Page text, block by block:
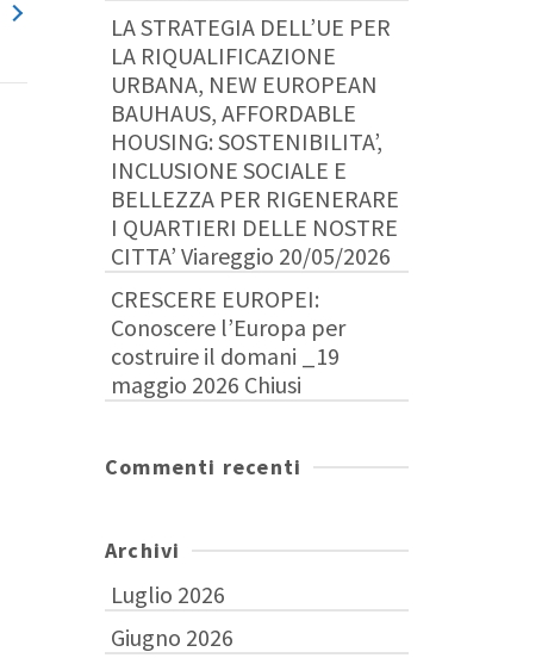
LA STRATEGIA DELL’UE PER
LA RIQUALIFICAZIONE
URBANA, NEW EUROPEAN
BAUHAUS, AFFORDABLE
HOUSING: SOSTENIBILITA’,
INCLUSIONE SOCIALE E
BELLEZZA PER RIGENERARE
I QUARTIERI DELLE NOSTRE
CITTA’ Viareggio 20/05/2026
CRESCERE EUROPEI:
Conoscere l’Europa per
costruire il domani _19
maggio 2026 Chiusi
Commenti recenti
Archivi
Luglio 2026
Giugno 2026